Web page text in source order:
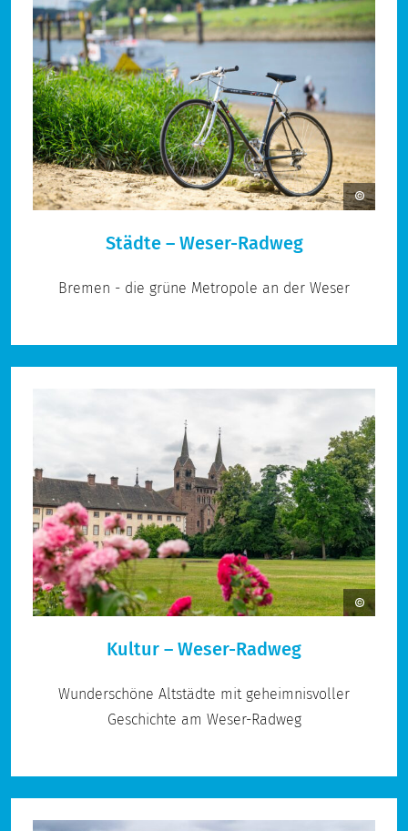
Städte – Weser-Radweg
Bremen - die grüne Metropole an der Weser
Kultur – Weser-Radweg
Wunderschöne Altstädte mit geheimnisvoller
Geschichte am Weser-Radweg